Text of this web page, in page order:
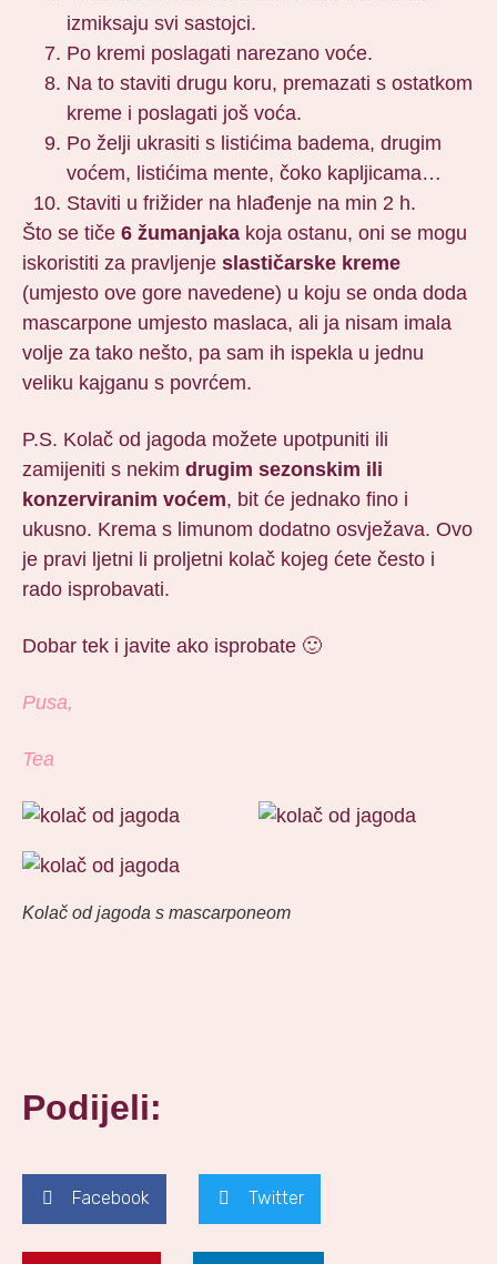
izmiksaju svi sastojci.
Po kremi poslagati narezano voće.
Na to staviti drugu koru, premazati s ostatkom
kreme i poslagati još voća.
Po želji ukrasiti s listićima badema, drugim
voćem, listićima mente, čoko kapljicama…
Staviti u frižider na hlađenje na min 2 h.
Što se tiče 6 žumanjaka koja ostanu, oni se mogu
iskoristiti za pravljenje slastičarske kreme
(umjesto ove gore navedene) u koju se onda doda
mascarpone umjesto maslaca, ali ja nisam imala
volje za tako nešto, pa sam ih ispekla u jednu
veliku kajganu s povrćem.
P.S. Kolač od jagoda možete upotpuniti ili
zamijeniti s nekim drugim sezonskim ili
konzerviranim voćem, bit će jednako fino i
ukusno. Krema s limunom dodatno osvježava. Ovo
je pravi ljetni li proljetni kolač kojeg ćete često i
rado isprobavati.
Dobar tek i javite ako isprobate 🙂
Pusa,
Tea
Kolač od jagoda s mascarponeom
Podijeli:
Facebook Twitter